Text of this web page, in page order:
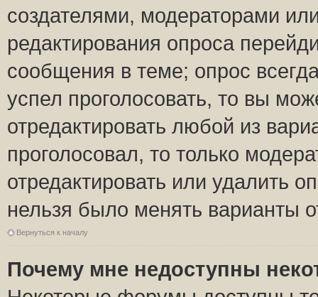
создателями, модераторами
редактирования опроса
сообщения в теме; опрос
успел проголосовать, то вы
отредактировать любой из
проголосовал, то только
отредактировать или удалить
нельзя было менять варианты
Вернуться к началу
Почему мне недоступны